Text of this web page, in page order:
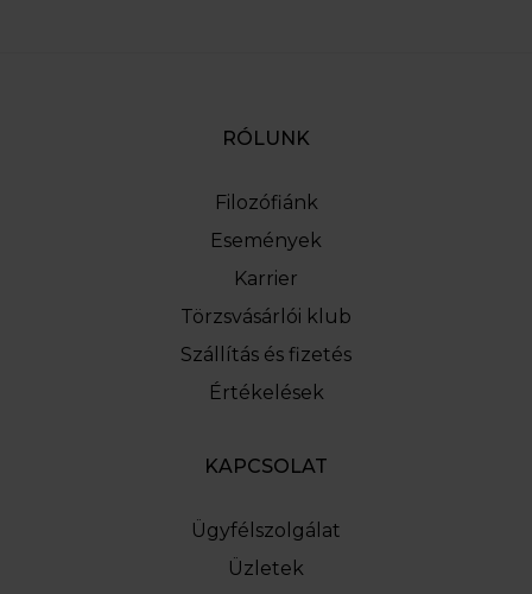
RÓLUNK
Filozófiánk
Események
Karrier
Törzsvásárlói klub
Szállítás és fizetés
Értékelések
KAPCSOLAT
Ügyfélszolgálat
Üzletek